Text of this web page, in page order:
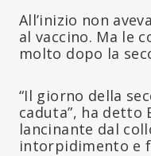
All’inizio non
al vaccino. Ma le
molto dopo la
“Il giorno della
caduta”, ha detto
lancinante dal
intorpidimento e